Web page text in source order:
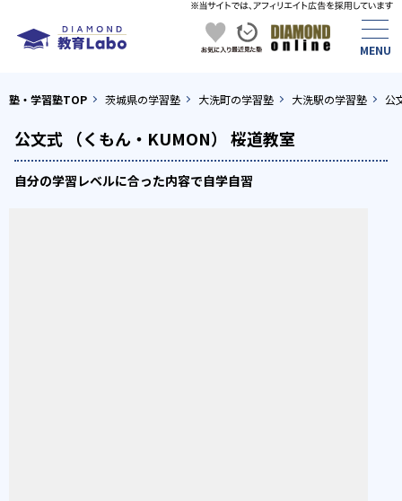
塾・学習塾TOP 茨城県の学習塾 大洗町の学習塾 大洗駅の学習塾 公
公文式 （くもん・KUMON） 桜道教室
自分の学習レベルに合った内容で自学自習